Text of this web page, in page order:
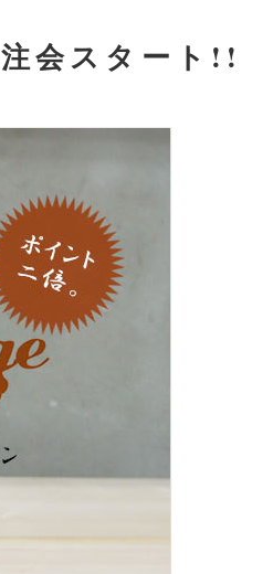
会スタート!!